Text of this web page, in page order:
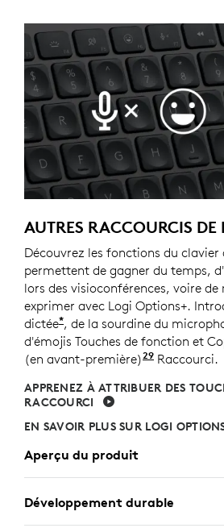
AUTRES RACCOURCIS DE
Découvrez les fonctions du clavier
permettent de gagner du temps,
lors des visioconférences, voire de
exprimer avec Logi Options+.
dictée*, de la sourdine du
d'émojis Touches de fonction et
(en avant-première)29 Copilot
Raccourci.
APPRENEZ À ATTRIBUER DES
RACCOURCI
EN SAVOIR PLUS SUR LOGI
Aperçu du produit
MX KEYS FOR
Développement durable